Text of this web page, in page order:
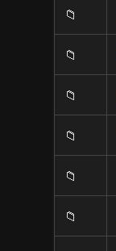
📁
📁
📁
📁
📁
📁